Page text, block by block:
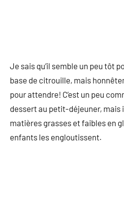
Je sais qu’il semble un peu tôt
base de citrouille, mais
pour attendre! C’est un peu
dessert au petit-déjeuner, mais
matières grasses et faibles en
enfants les engloutissent.